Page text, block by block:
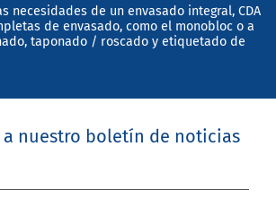
necesidades de un envasado integral, CDA
de envasado, como el monobloc o a
taponado / roscado y etiquetado de
a nuestro boletín de noticias